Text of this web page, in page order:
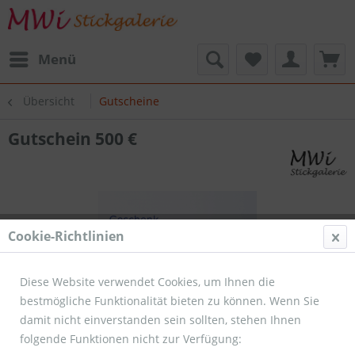
Menü
Übersicht Gutscheine
Gutschein 500 €
Cookie-Richtlinien
Diese Website verwendet Cookies, um Ihnen die
bestmögliche Funktionalität bieten zu können. Wenn Sie
damit nicht einverstanden sein sollten, stehen Ihnen
folgende Funktionen nicht zur Verfügung: